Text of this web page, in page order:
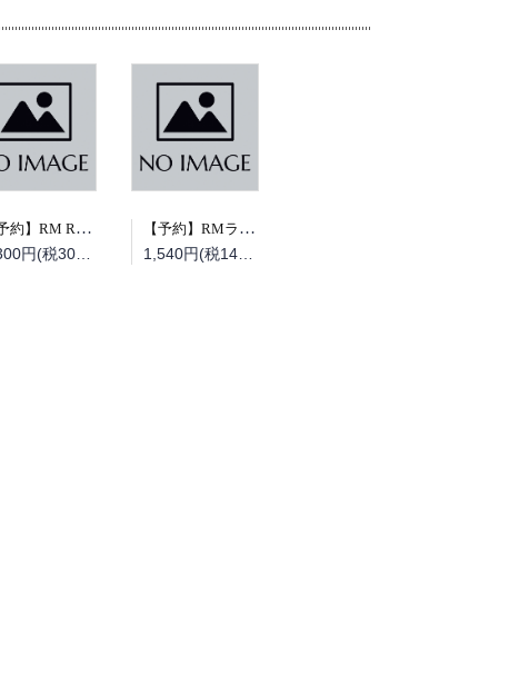
【予約】RM Re-Library 47 大榮車輌ものがたり（08/19頃発送予定）
【予約】RMライブラリー314 ハユニの世界（08/19頃発送予定）